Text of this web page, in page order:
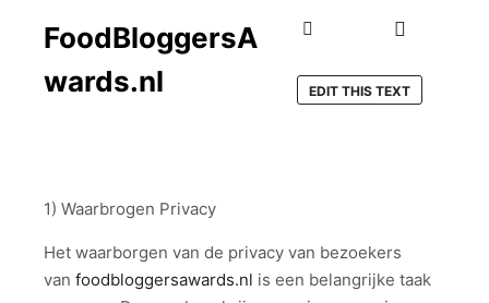
FoodBloggersA
wards.nl
EDIT THIS TEXT
1) Waarbrogen Privacy
Het waarborgen van de privacy van bezoekers
van foodbloggersawards.nl is een belangrijke taak